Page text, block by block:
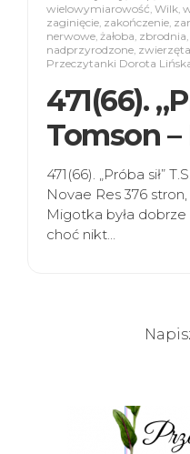
wielowymiarowość, Wilk,
zaginięcie, zakończenie,
nerwowe, żałoba, zbrodnia,
nadprzyrodzone, zwierzęta
Przeczytanki Dorota
471(66).
Tomson –
471(66). „Próba sił”
Novae Res 376
Migotka była
choć nikt…